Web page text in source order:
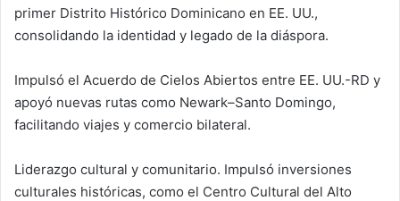
primer Distrito Histórico Dominicano en EE. UU.,
consolidando la identidad y legado de la diáspora.
Impulsó el Acuerdo de Cielos Abiertos entre EE. UU.-RD y
apoyó nuevas rutas como Newark–Santo Domingo,
facilitando viajes y comercio bilateral.
Liderazgo cultural y comunitario. Impulsó inversiones
culturales históricas, como el Centro Cultural del Alto